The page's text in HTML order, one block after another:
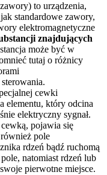
to urządzenia,
standardowe zawory,
elektromagnetyczne
znajdujących
może być w
tutaj o różnicy
cewki
elementu, który odcina
elektryczny sygnał.
pojawia się
pole
rdzeń bądź ruchomą
natomiast rdzeń lub
pierwotne miejsce.